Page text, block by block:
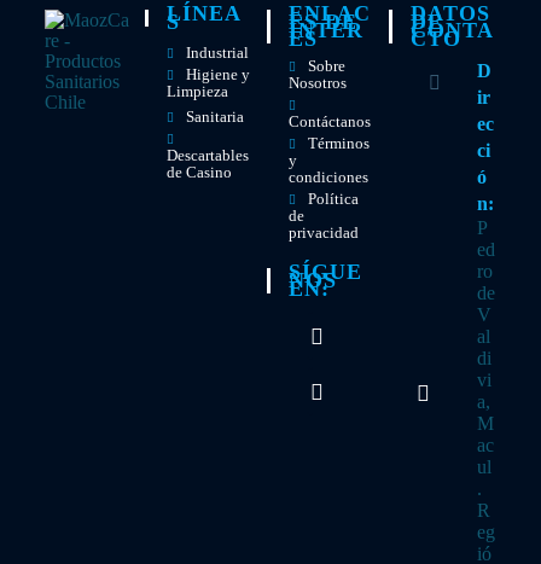
LÍNEA
S
Industrial
Higiene y
Limpieza
Sanitaria
Descartables
de Casino
ENLAC
ES DE
INTER
ES
Sobre
Nosotros
Contáctanos
Términos
y
condiciones
Política
de
privacidad
SÍGUE
NOS
EN:
abre
DATOS
DE
CONTA
CTO
D
ir
ec
ci
ó
n:
P
ed
ro
de
V
al
di
vi
a,
M
ac
ul
.
R
eg
ió